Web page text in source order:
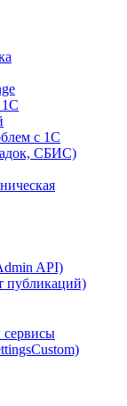
с 1С
СБИС)
API)
публикаций)